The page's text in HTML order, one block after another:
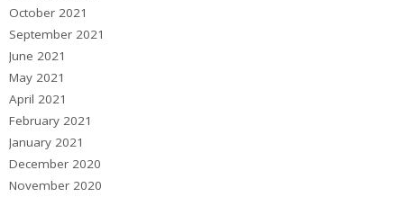
October 2021
September 2021
June 2021
May 2021
April 2021
February 2021
January 2021
December 2020
November 2020